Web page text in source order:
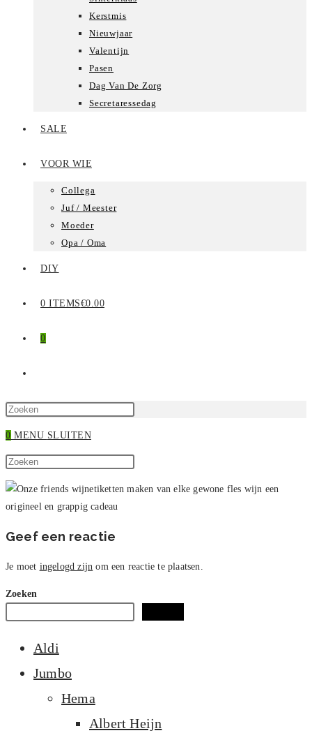
Kerstmis
Nieuwjaar
Valentijn
Pasen
Dag Van De Zorg
Secretaressedag
SALE
VOOR WIE
Collega
Juf / Meester
Moeder
Opa / Oma
DIY
0 ITEMS€0.00
0
ZOEKEN
0 MENU SLUITEN
Zoek
op
site
te
Geef een reactie
Je moet ingelogd zijn om een reactie te plaatsen.
Zoeken
Aldi
Jumbo
Hema
Albert Heijn